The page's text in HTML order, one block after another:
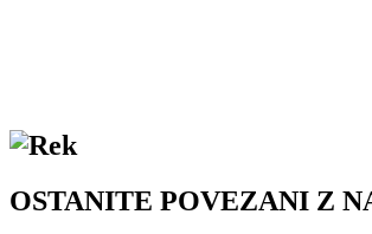
OSTANITE POVEZANI Z